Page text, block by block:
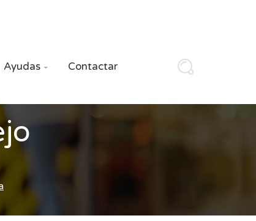
Ayudas  Contactar